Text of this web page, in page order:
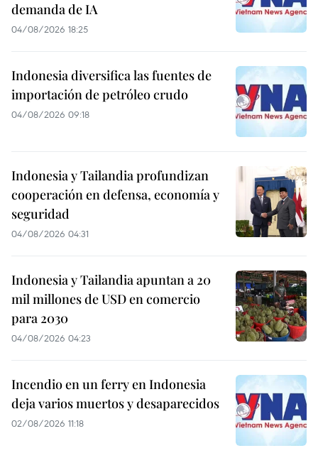
demanda de IA
04/08/2026 18:25
Indonesia diversifica las fuentes de
importación de petróleo crudo
04/08/2026 09:18
Indonesia y Tailandia profundizan
cooperación en defensa, economía y
seguridad
04/08/2026 04:31
Indonesia y Tailandia apuntan a 20
mil millones de USD en comercio
para 2030
04/08/2026 04:23
Incendio en un ferry en Indonesia
deja varios muertos y desaparecidos
02/08/2026 11:18